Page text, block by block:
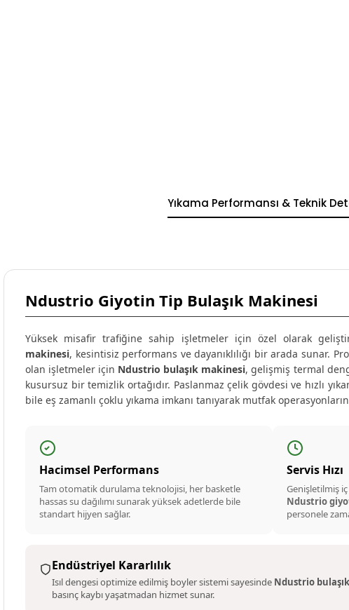
Yıkama Performansı & Teknik
Ndustrio Giyotin Tip Bulaşık Makinesi
Yüksek misafir trafiğine sahip işletmeler için özel olarak
makinesi, kesintisiz performans ve dayanıklılığı bir arada sunar.
olan işletmeler için Ndustrio bulaşık makinesi, gelişmiş termal
kusursuz bir temizlik ortağıdır. Paslanmaz çelik gövdesi ve hızlı
bile eş zamanlı çoklu yıkama imkanı tanıyarak mutfak
Hacimsel Performans
Tam otomatik durulama teknolojisi, her basketle
hassas su dağılımı sunarak yüksek adetlerde bile
standart hijyen sağlar.
Servis Hızı
Genişletilmiş
Ndustrio
personele
Endüstriyel Kararlılık
Isıl dengesi optimize edilmiş boyler sistemi sayesinde Ndustrio
basınç kaybı yaşatmadan hizmet sunar.